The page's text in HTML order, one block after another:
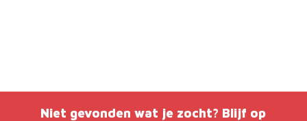
Niet gevonden wat je zocht? Blijf op